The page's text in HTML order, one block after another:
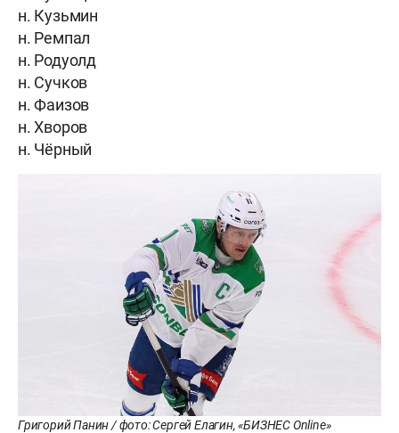
н. Кузьмин
н. Ремпал
н. Родуолд
н. Сучков
н. Фаизов
н. Хворов
н. Чёрный
Григорий Панин / фото: Сергей Елагин, «БИЗНЕС Online»